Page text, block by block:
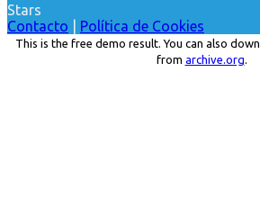
Stars
Contacto
Política de Cookies
This is the free demo result. You can also
from archive.org.